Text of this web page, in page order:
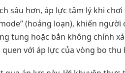
sâu hơn, áp lực tâm lý khi
(hoảng loạn), khiến
tung hoặc bắn không chính
quen với áp lực của vòng bo thu